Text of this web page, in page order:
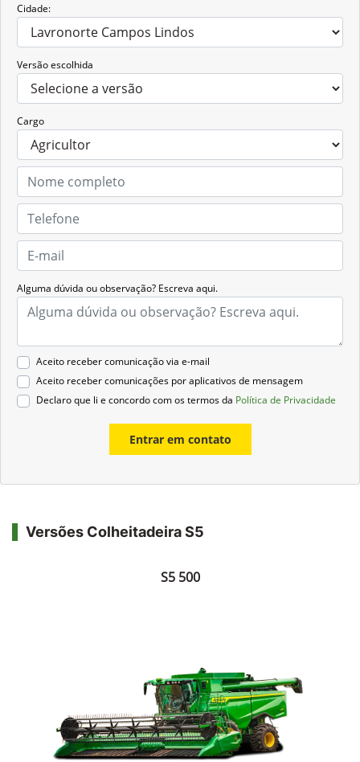
Cidade:
Versão escolhida
Cargo
Alguma dúvida ou observação? Escreva aqui.
Aceito receber comunicação via e-mail
Aceito receber comunicações por aplicativos de mensagem
Declaro que li e concordo com os termos da Política de Privacidade
Entrar em contato
Versões Colheitadeira S5
S5 500